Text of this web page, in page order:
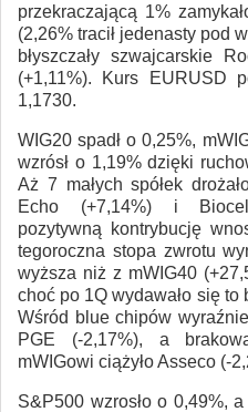
przekraczającą 1%
(2,26% tracił jedenasty pod
błyszczały szwajcarskie
(+1,11%). Kurs EURUSD
1,1730.
WIG20 spadł o 0,25%,
wzrósł o 1,19% dzięki
Aż 7 małych spółek
Echo (+7,14%) i
pozytywną kontrybucję
tegoroczna stopa zwrotu
wyższa niż z mWIG40
choć po 1Q wydawało się to
Wśród blue chipów
PGE (-2,17%), a
mWIGowi ciążyło Asseco (-
S&P500 wzrosło o 0,49%,